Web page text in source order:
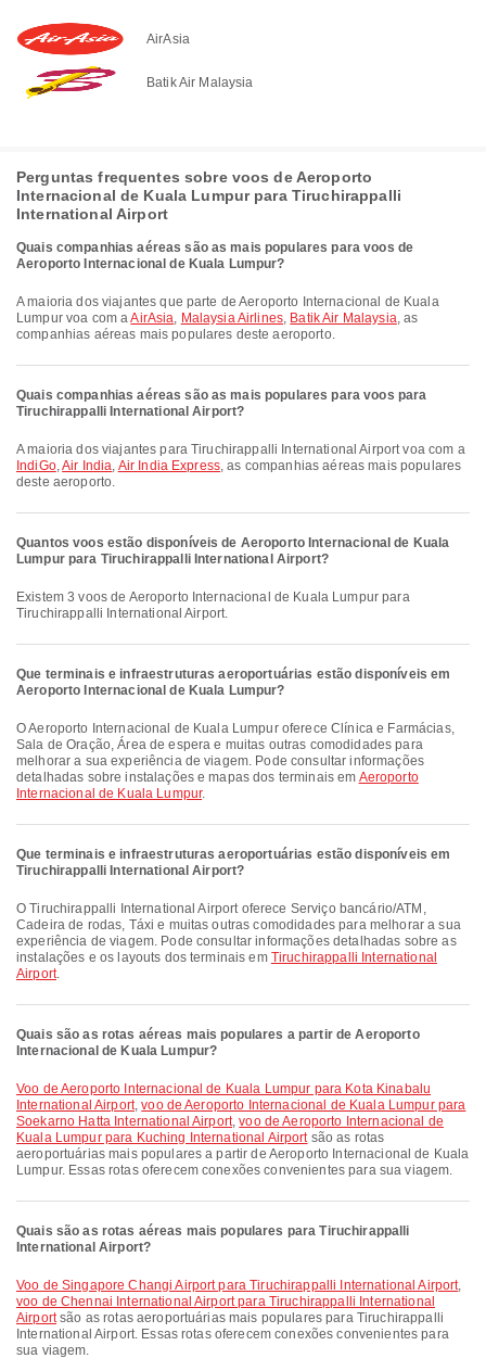
AirAsia
Batik Air Malaysia
Perguntas frequentes sobre voos de Aeroporto
Internacional de Kuala Lumpur para Tiruchirappalli
International Airport
Quais companhias aéreas são as mais populares para voos de
Aeroporto Internacional de Kuala Lumpur?
A maioria dos viajantes que parte de Aeroporto Internacional de Kuala
Lumpur voa com aAirAsia, Malaysia Airlines, Batik Air Malaysia, as
companhias aéreas mais populares deste aeroporto.
Quais companhias aéreas são as mais populares para voos para
Tiruchirappalli International Airport?
A maioria dos viajantes para Tiruchirappalli International Airport voa com a
IndiGo,Air India, Air India Express, as companhias aéreas mais populares
deste aeroporto.
Quantos voos estão disponíveis de Aeroporto Internacional de Kuala
Lumpur para Tiruchirappalli International Airport?
Existem 3 voos de Aeroporto Internacional de Kuala Lumpur para
Tiruchirappalli International Airport.
Que terminais e infraestruturas aeroportuárias estão disponíveis em
Aeroporto Internacional de Kuala Lumpur?
O Aeroporto Internacional de Kuala Lumpur oferece Clínica e Farmácias,
Sala de Oração, Área de espera e muitas outras comodidades para
melhorar a sua experiência de viagem. Pode consultar informações
detalhadas sobre instalações e mapas dos terminais em Aeroporto
Internacional de Kuala Lumpur.
Que terminais e infraestruturas aeroportuárias estão disponíveis em
Tiruchirappalli International Airport?
O Tiruchirappalli International Airport oferece Serviço bancário/ATM,
Cadeira de rodas, Táxi e muitas outras comodidades para melhorar a sua
experiência de viagem. Pode consultar informações detalhadas sobre as
instalações e os layouts dos terminais em Tiruchirappalli International
Airport.
Quais são as rotas aéreas mais populares a partir de Aeroporto
Internacional de Kuala Lumpur?
voo de Aeroporto Internacional de Kuala Lumpur para Kota Kinabalu
International Airport,voo de Aeroporto Internacional de Kuala Lumpur para
Soekarno Hatta International Airport,voo de Aeroporto Internacional de
Kuala Lumpur para Kuching International Airportsão as rotas
aeroportuárias mais populares a partir de Aeroporto Internacional de Kuala
Lumpur. Essas rotas oferecem conexões convenientes para sua viagem.
Quais são as rotas aéreas mais populares para Tiruchirappalli
International Airport?
voo de Singapore Changi Airport para Tiruchirappalli International Airport,
voo de Chennai International Airport para Tiruchirappalli International
Airportsão as rotas aeroportuárias mais populares para Tiruchirappalli
International Airport. Essas rotas oferecem conexões convenientes para
sua viagem.